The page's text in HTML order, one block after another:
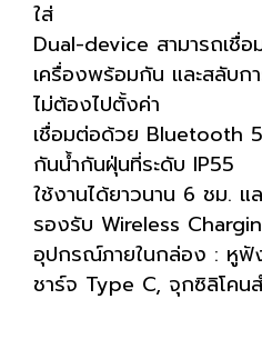
ใส่
Dual-device สามารถเชื่
เครื่องพร้อมกัน และสลับก
ไม่ต้องไปตั้งค่า
เชื่อมต่อด้วย Bluetooth
กันน้ำกันฝุ่นที่ระดับ IP55
ใช้งานได้ยาวนาน 6 ชม.
รองรับ Wireless
อุปกรณ์ภายในกล่อง : หูฟั
ชาร์จ Type C, จุกซิลิโคน